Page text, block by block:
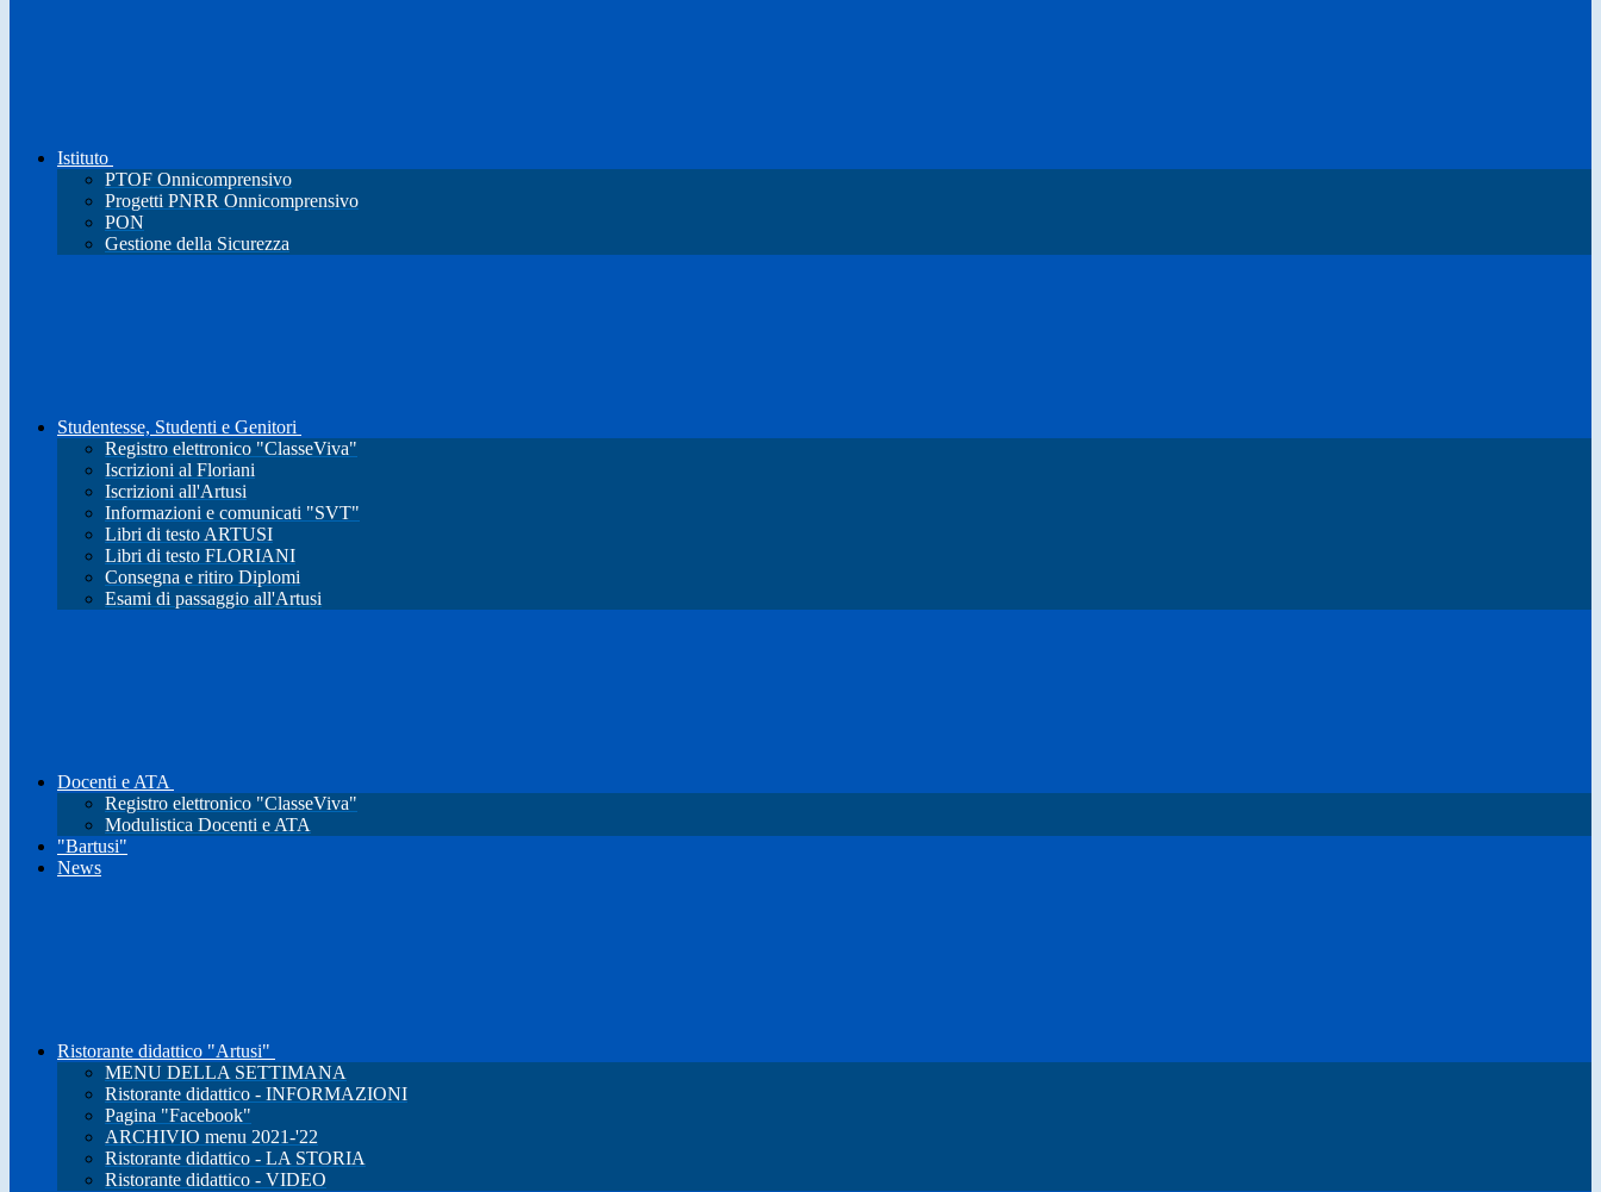
Istituto
PTOF Onnicomprensivo
Progetti PNRR Onnicomprensivo
PON
Gestione della Sicurezza
Studentesse, Studenti e Genitori
Registro elettronico "ClasseViva"
Iscrizioni al Floriani
Iscrizioni all'Artusi
Informazioni e comunicati "SVT"
Libri di testo ARTUSI
Libri di testo FLORIANI
Consegna e ritiro Diplomi
Esami di passaggio all'Artusi
Docenti e ATA
Registro elettronico "ClasseViva"
Modulistica Docenti e ATA
"Bartusi"
News
Ristorante didattico "Artusi"
MENU DELLA SETTIMANA
Ristorante didattico - INFORMAZIONI
Pagina "Facebook"
ARCHIVIO menu 2021-'22
Ristorante didattico - LA STORIA
Ristorante didattico - VIDEO